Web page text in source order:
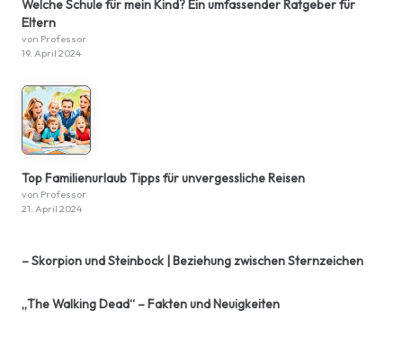
Welche Schule für mein Kind? Ein umfassender Ratgeber für
Eltern
von Professor
19. April 2024
Top Familienurlaub Tipps für unvergessliche Reisen
von Professor
21. April 2024
– Skorpion und Steinbock | Beziehung zwischen Sternzeichen
„The Walking Dead“ – Fakten und Neuigkeiten